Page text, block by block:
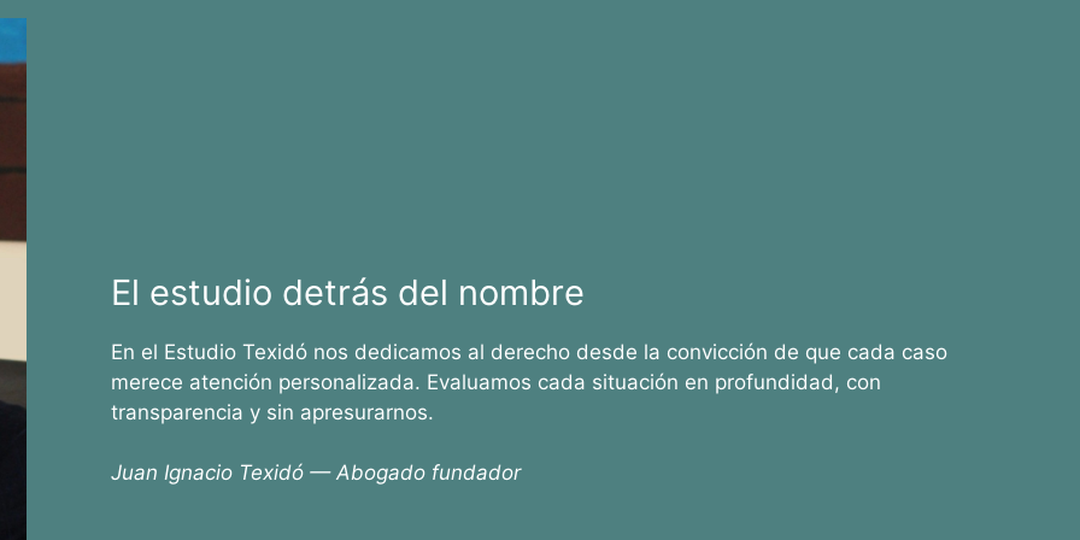
El estudio detrás del nombre
En el Estudio Texidó nos dedicamos al derecho desde la convicción de que cada caso
merece atención personalizada. Evaluamos cada situación en profundidad, con
transparencia y sin apresurarnos.
Juan Ignacio Texidó — Abogado fundador